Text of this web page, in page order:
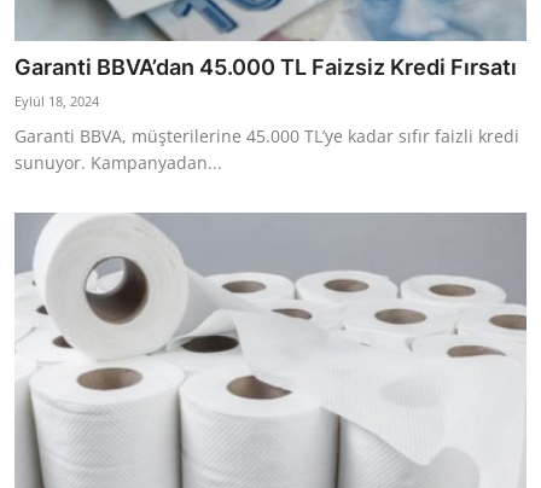
Garanti BBVA’dan 45.000 TL Faizsiz Kredi Fırsatı
Eylül 18, 2024
Garanti BBVA, müşterilerine 45.000 TL’ye kadar sıfır faizli kredi
sunuyor. Kampanyadan...